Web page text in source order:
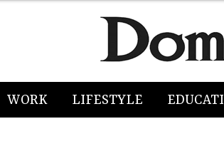
WORK LIFESTYLE